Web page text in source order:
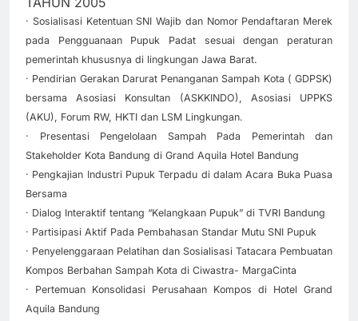
· Sosialisasi Ketentuan SNI Wajib dan Nomor Pendaftaran Merek
pada Pengguanaan Pupuk Padat sesuai dengan peraturan
pemerintah khususnya di lingkungan Jawa Barat.
· Pendirian Gerakan Darurat Penanganan Sampah Kota ( GDPSK)
bersama Asosiasi Konsultan (ASKKINDO), Asosiasi UPPKS
(AKU), Forum RW, HKTI dan LSM Lingkungan.
· Presentasi Pengelolaan Sampah Pada Pemerintah dan
Stakeholder Kota Bandung di Grand Aquila Hotel Bandung
· Pengkajian Industri Pupuk Terpadu di dalam Acara Buka Puasa
Bersama
· Dialog Interaktif tentang “Kelangkaan Pupuk” di TVRI Bandung
· Partisipasi Aktif Pada Pembahasan Standar Mutu SNI Pupuk
· Penyelenggaraan Pelatihan dan Sosialisasi Tatacara Pembuatan
Kompos Berbahan Sampah Kota di Ciwastra- MargaCinta
· Pertemuan Konsolidasi Perusahaan Kompos di Hotel Grand
Aquila Bandung